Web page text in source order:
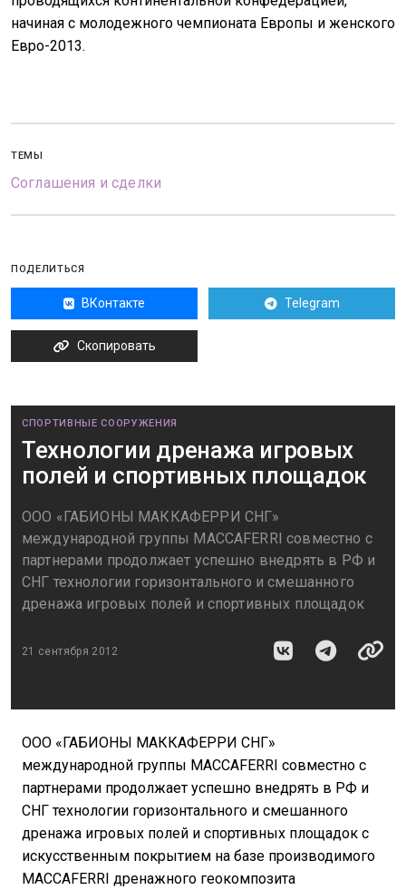
начиная с молодежного чемпионата Европы и женского
Евро-2013.
ТЕМЫ
Соглашения и сделки
ПОДЕЛИТЬСЯ
ВКонтакте Telegram
Скопировать
СПОРТИВНЫЕ СООРУЖЕНИЯ
Технологии дренажа игровых
полей и спортивных площадок
ООО «ГАБИОНЫ МАККАФЕРРИ СНГ»
международной группы MACCAFERRI совместно с
партнерами продолжает успешно внедрять в РФ и
СНГ технологии горизонтального и смешанного
дренажа игровых полей и спортивных площадок
21 сентября 2012
ООО «ГАБИОНЫ МАККАФЕРРИ СНГ»
международной группы MACCAFERRI совместно с
партнерами продолжает успешно внедрять в РФ и
СНГ технологии горизонтального и смешанного
дренажа игровых полей и спортивных площадок с
искусственным покрытием на базе производимого
MACCAFERRI дренажного геокомпозита